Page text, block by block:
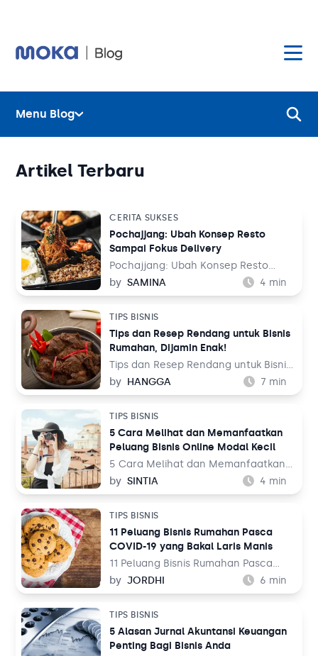
Layanan
Hardware
Hubungi Kami
Blog
Solusi Bisnis
Tambahan
Menu Blog
Layanan
Harga
Hubungi Kami
Blog
Solusi Bisnis
Tambahan
Kategori Blog
Artikel Terbaru
CERITA SUKSES
Pochajjang: Ubah Konsep Resto
Sampai Fokus Delivery
Pochajjang: Ubah Konsep Resto
Sampai Fokus Delivery – Pandemi
corona menjadi musibah yang tidak
2020 ini. Wabah ini membuat segala
bentuk rencana menjadi berantakan.
Dunia bisnis menjadi salah satu
korbannya. Ada yang beralih ke
bentuk usaha online atau bahkan
ada yang sepenuhnya tutup.
by SAMINA 4 min
TIPS BISNIS
Tips dan Resep Rendang untuk Bisnis
Rumahan, Dijamin Enak!
Tips dan Resep Rendang untuk Bisnis
Rumahan, Dijamin Enak! – Siapa yang
tak kenal rendang? Saking
Minang ini didapuk CNN sebagai
makanan paling enak nomor 1 di
dunia pada voting mereka di tahun
2011 dan 2017.
by HANGGA 7 min
TIPS BISNIS
5 Cara Melihat dan Memanfaatkan
Peluang Bisnis Online Modal Kecil
5 Cara Melihat dan Memanfaatkan
Peluang Bisnis Online Modal Kecil –
Mungkin saat ini Anda merasa bahwa
untuk memenuhi kebutuhan sehari-
hari. Namun, bagaimana dengan di
masa depan? Apakah cukup?
by SINTIA 4 min
TIPS BISNIS
11 Peluang Bisnis Rumahan Pasca
COVID-19 yang Bakal Laris Manis
11 Peluang Bisnis Rumahan Pasca
COVID-19 yang Bakal Laris Manis –
Melakukan berbagai aktivitas di
menjalankan bisnis dengan maksimal.
Seperti yang diketahui, di tengah
pandemi COVID-19, banyak sekali
by JORDHI 6 min
TIPS BISNIS
5 Alasan Jurnal Akuntansi Keuangan
Penting Bagi Bisnis Anda